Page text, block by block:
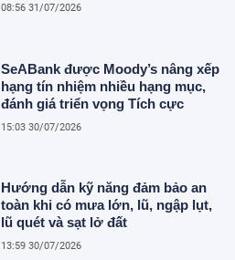
08:56 31/07/2026
SeABank được Moody’s nâng xếp
hạng tín nhiệm nhiều hạng mục,
đánh giá triển vọng Tích cực
15:03 30/07/2026
Hướng dẫn kỹ năng đảm bảo an
toàn khi có mưa lớn, lũ, ngập lụt,
lũ quét và sạt lở đất
13:59 30/07/2026